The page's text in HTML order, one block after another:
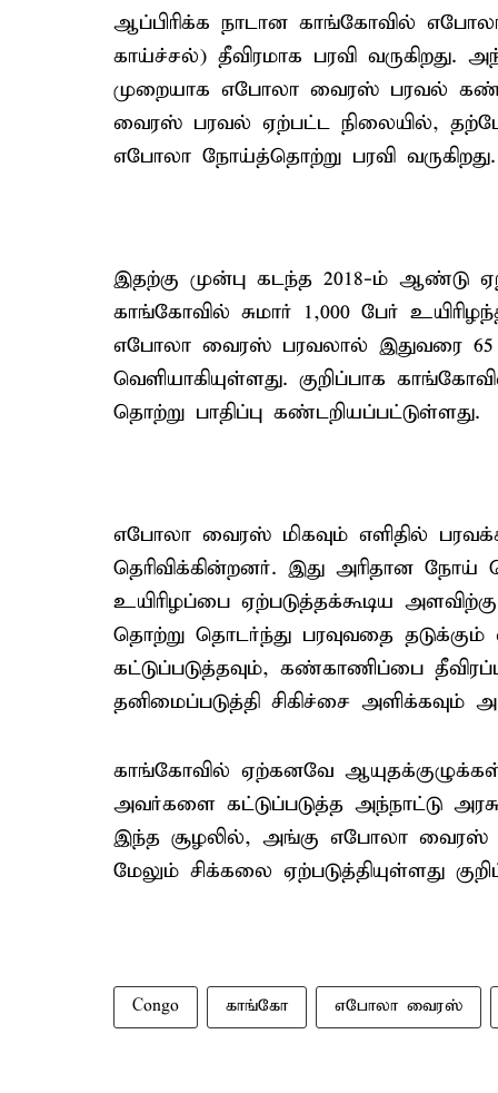
ஆப்பிரிக்க நாடான காங்கோவில்
காய்ச்சல்) தீவிரமாக பரவி வருகிறது.
முறையாக எபோலா வைரஸ் பரவல்
வைரஸ் பரவல் ஏற்பட்ட நிலையில்,
எபோலா நோய்த்தொற்று பரவி வருகிறது.
இதற்கு முன்பு கடந்த 2018-ம்
காங்கோவில் சுமார் 1,000 பேர்
எபோலா வைரஸ் பரவலால் இதுவரை 65
வெளியாகியுள்ளது. குறிப்பாக
தொற்று பாதிப்பு கண்டறியப்பட்டுள்ளது.
எபோலா வைரஸ் மிகவும் எளிதில்
தெரிவிக்கின்றனர். இது அரிதான நோய்
உயிரிழப்பை ஏற்படுத்தக்கூடிய
தொற்று தொடர்ந்து பரவுவதை
கட்டுப்படுத்தவும், கண்காணிப்பை
தனிமைப்படுத்தி சிகிச்சை அளிக்கவும்
காங்கோவில் ஏற்கனவே ஆயுதக்குழுக்கள்
அவர்களை கட்டுப்படுத்த அந்நாட்டு
இந்த சூழலில், அங்கு எபோலா வைரஸ்
மேலும் சிக்கலை ஏற்படுத்தியுள்ளது
Congo காங்கோ எபோலா வைரஸ்